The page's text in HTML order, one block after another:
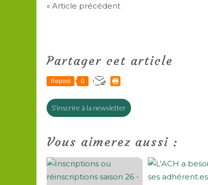
« Article précédent
Partager cet article
Repost 0
S'inscrire à la newsletter
Vous aimerez aussi :